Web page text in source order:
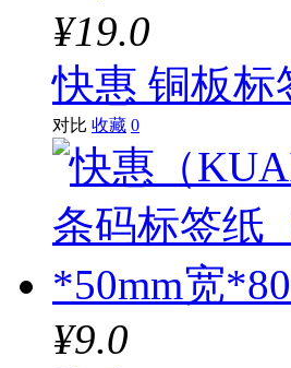
¥19.0
快惠 铜板标
对比 收藏 0
¥9.0